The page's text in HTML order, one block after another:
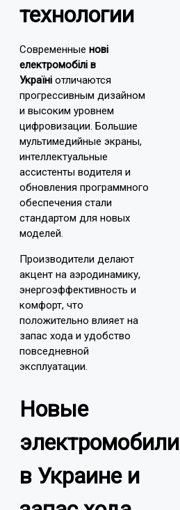
технологии
Современные нові
електромобілі в
Україні отличаются
прогрессивным дизайном
и высоким уровнем
цифровизации. Большие
мультимедийные экраны,
интеллектуальные
ассистенты водителя и
обновления программного
обеспечения стали
стандартом для новых
моделей.
Производители делают
акцент на аэродинамику,
энергоэффективность и
комфорт, что
положительно влияет на
запас хода и удобство
повседневной
эксплуатации.
Новые
электромобили
в Украине и